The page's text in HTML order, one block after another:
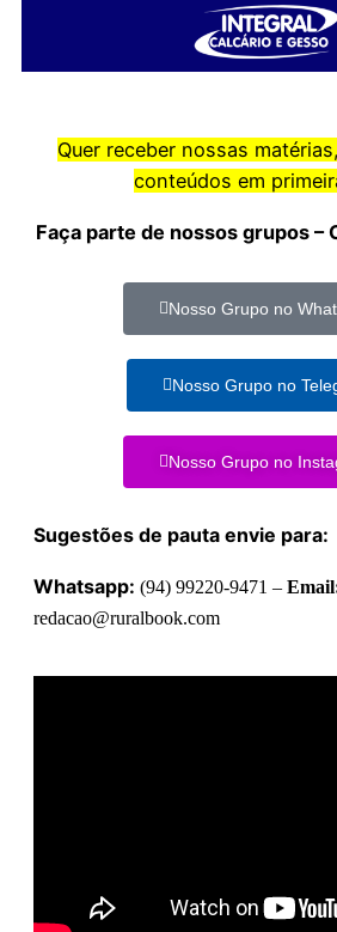
Quer receber nossas
conteúdos em
Faça parte de nossos grupos –
Nosso Grupo no
Nosso Grupo no
Nosso Grupo no
Sugestões de pauta envie para:
Whatsapp: (94) 99220-9471 –
redacao@ruralbook.com